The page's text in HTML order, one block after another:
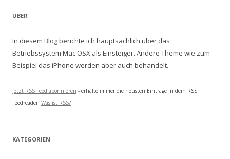
ÜBER
In diesem Blog berichte ich hauptsächlich über das
Betriebssystem Mac OSX als Einsteiger. Andere Theme wie zum
Beispiel das iPhone werden aber auch behandelt.
Jetzt RSS Feed abonnieren - erhalte immer die neusten Einträge in dein RSS
Feedreader. Was ist RSS?
KATEGORIEN